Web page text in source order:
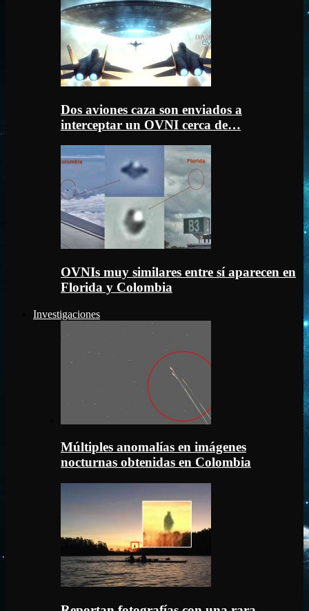
Dos aviones caza son enviados a
interceptar un OVNI cerca de…
OVNIs muy similares entre sí aparecen en
Florida y Colombia
Investigaciones
Múltiples anomalías en imágenes
nocturnas obtenidas en Colombia